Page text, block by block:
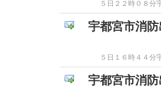
５日２２時０８分
宇都宮市消
５日１６時４４分
宇都宮市消